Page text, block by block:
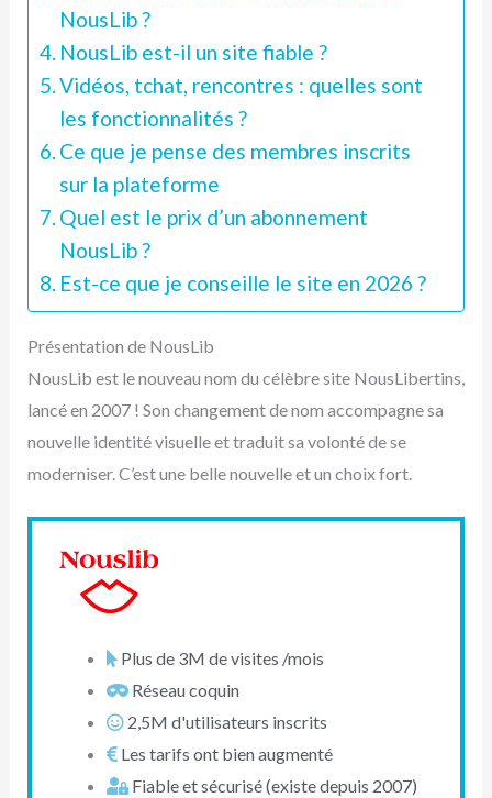
NousLib ?
NousLib est-il un site fiable ?
Vidéos, tchat, rencontres : quelles sont
les fonctionnalités ?
Ce que je pense des membres inscrits
sur la plateforme
Quel est le prix d’un abonnement
NousLib ?
Est-ce que je conseille le site en 2026 ?
Présentation de NousLib
NousLib est le nouveau nom du célèbre site NousLibertins,
lancé en 2007 ! Son changement de nom accompagne sa
nouvelle identité visuelle et traduit sa volonté de se
moderniser. C’est une belle nouvelle et un choix fort.
Plus de 3M de visites /mois
Réseau coquin
2,5M d'utilisateurs inscrits
Les tarifs ont bien augmenté
Fiable et sécurisé (existe depuis 2007)